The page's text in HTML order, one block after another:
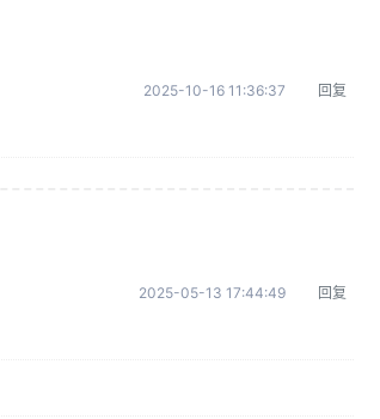
2025-10-16 11:36:37 回复
2025-05-13 17:44:49 回复